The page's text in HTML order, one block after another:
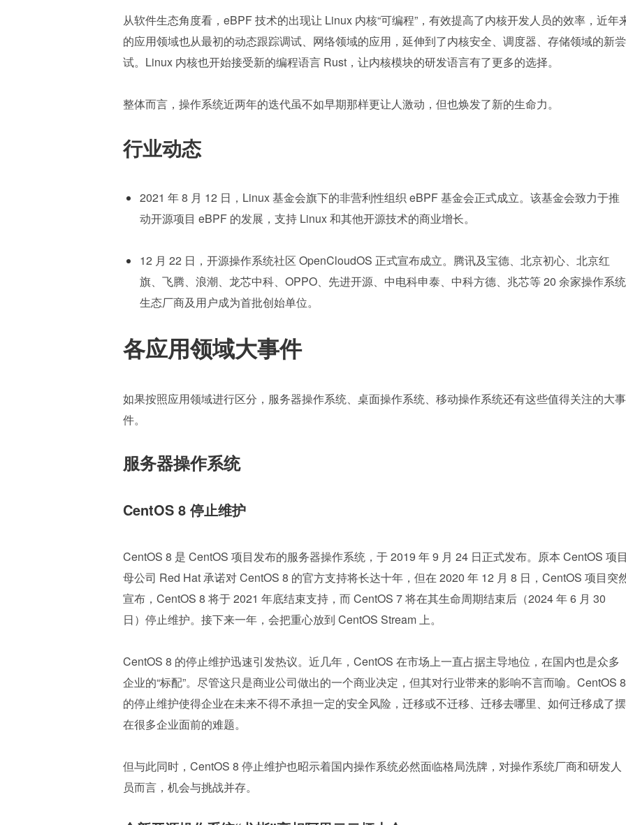
从软件生态角度看，eBPF 技术的出现让 Linux 内核“可编程”，有效提高了内核开发人员的效率，近年
的应用领域也从最初的动态跟踪调试、网络领域的应用，延伸到了内核安全、调度器、存储领域的新尝
试。Linux 内核也开始接受新的编程语言 Rust，让内核模块的研发语言有了更多的选择。
整体而言，操作系统近两年的迭代虽不如早期那样更让人激动，但也焕发了新的生命力。
行业动态
2021 年 8 月 12 日，Linux 基金会旗下的非营利性组织 eBPF 基金会正式成立。该基金会致力于推
动开源项目 eBPF 的发展，支持 Linux 和其他开源技术的商业增长。
12 月 22 日，开源操作系统社区 OpenCloudOS 正式宣布成立。腾讯及宝德、北京初心、北京红
旗、飞腾、浪潮、龙芯中科、OPPO、先进开源、中电科申泰、中科方德、兆芯等 20 余家操作系统
生态厂商及用户成为首批创始单位。
各应用领域大事件
如果按照应用领域进行区分，服务器操作系统、桌面操作系统、移动操作系统还有这些值得关注的大事
件。
服务器操作系统
CentOS 8 停止维护
CentOS 8 是 CentOS 项目发布的服务器操作系统，于 2019 年 9 月 24 日正式发布。原本 CentOS 项
母公司 Red Hat 承诺对 CentOS 8 的官方支持将长达十年，但在 2020 年 12 月 8 日，CentOS 项目突
宣布，CentOS 8 将于 2021 年底结束支持，而 CentOS 7 将在其生命周期结束后（2024 年 6 月 30
日）停止维护。接下来一年，会把重心放到 CentOS Stream 上。
CentOS 8 的停止维护迅速引发热议。近几年，CentOS 在市场上一直占据主导地位，在国内也是众多
企业的“标配”。尽管这只是商业公司做出的一个商业决定，但其对行业带来的影响不言而喻。CentOS 8
的停止维护使得企业在未来不得不承担一定的安全风险，迁移或不迁移、迁移去哪里、如何迁移成了摆
在很多企业面前的难题。
但与此同时，CentOS 8 停止维护也昭示着国内操作系统必然面临格局洗牌，对操作系统厂商和研发人
员而言，机会与挑战并存。